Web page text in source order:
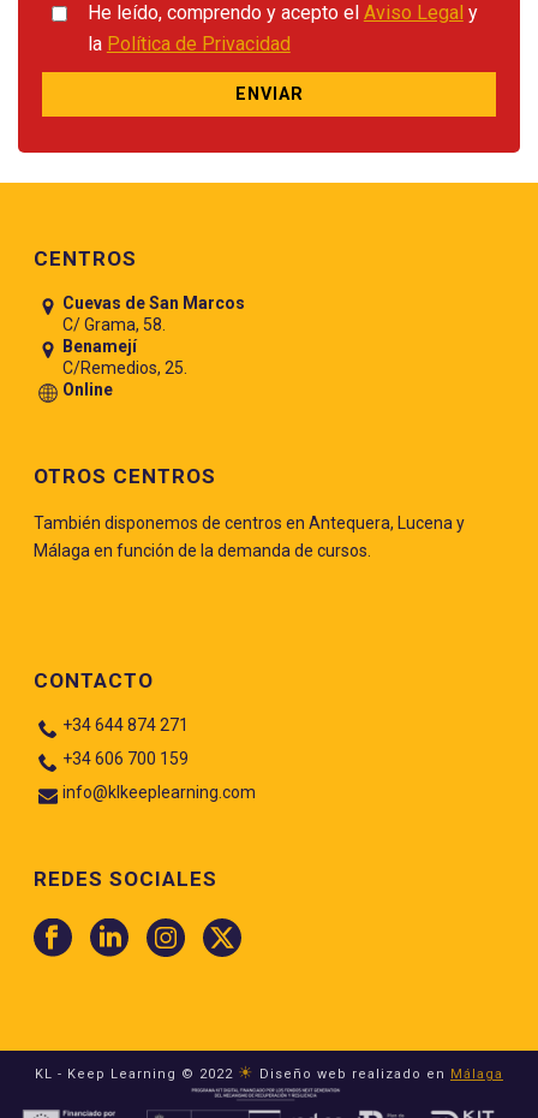
He leído, comprendo y acepto el Aviso Legal y
la Política de Privacidad
CENTROS
Cuevas de San Marcos
C/ Grama, 58.
Benamejí
C/Remedios, 25.
Online
OTROS CENTROS
También disponemos de centros en Antequera, Lucena y
Málaga en función de la demanda de cursos.
CONTACTO
+34 644 874 271
+34 606 700 159
info@klkeeplearning.com
REDES SOCIALES
KL - Keep Learning © 2022 ☀ Diseño web realizado en Málaga